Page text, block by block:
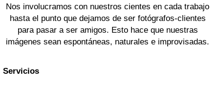
Nos involucramos con nuestros cientes en cada trabajo
hasta el punto que dejamos de ser fotógrafos-clientes
para pasar a ser amigos. Esto hace que nuestras
imágenes sean espontáneas, naturales e improvisadas.
Servicios